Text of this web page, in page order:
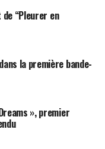
“Pleurer en
la première bande-
», premier